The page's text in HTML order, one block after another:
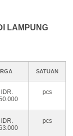
LAMPUNG
SATUAN
IDR.
pcs
IDR.
pcs